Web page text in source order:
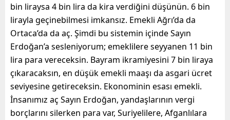
bin liraysa 4 bin lira da kira verdiğini düşünün. 6 bin
lirayla geçinebilmesi imkansız. Emekli Ağrı’da da
Ortaca’da da aç. Şimdi bu sistemin içinde Sayın
Erdoğan’a sesleniyorum; emeklilere seyyanen 11 bin
lira para vereceksin. Bayram ikramiyesini 7 bin liraya
çıkaracaksın, en düşük emekli maaşı da asgari ücret
seviyesine getireceksin. Ekonominin esası emekli.
İnsanımız aç Sayın Erdoğan, yandaşlarının vergi
borçlarını silerken para var, Suriyelilere, Afganlılara